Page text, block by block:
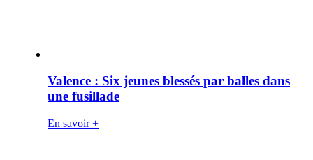
Valence : Six jeunes blessés par balles dans
une fusillade
En savoir +